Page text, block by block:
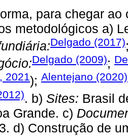
para chegar
metodológicos a)
Delgado (2017)
Delgado (2009);
2021); Alentejano (2020)
. b) Sites: Brasil
Grande. c)
d) Construção de